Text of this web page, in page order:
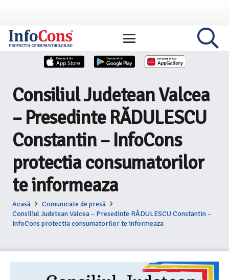
Consiliul Judetean Valcea
– Presedinte RĂDULESCU
Constantin – InfoCons
protectia consumatorilor
te informeaza
Acasă
Comunicate de presă
Consiliul Judetean Valcea – Presedinte RĂDULESCU Constantin –
InfoCons protectia consumatorilor te informeaza